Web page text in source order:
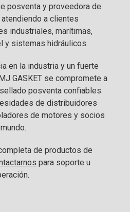
posventa y proveedora de
a clientes
industriales, marítimas,
y sistemas hidráulicos.
en la industria y un fuerte
GASKET se compromete a
posventa confiables
de distribuidores
de motores y socios
de productos de
para soporte u